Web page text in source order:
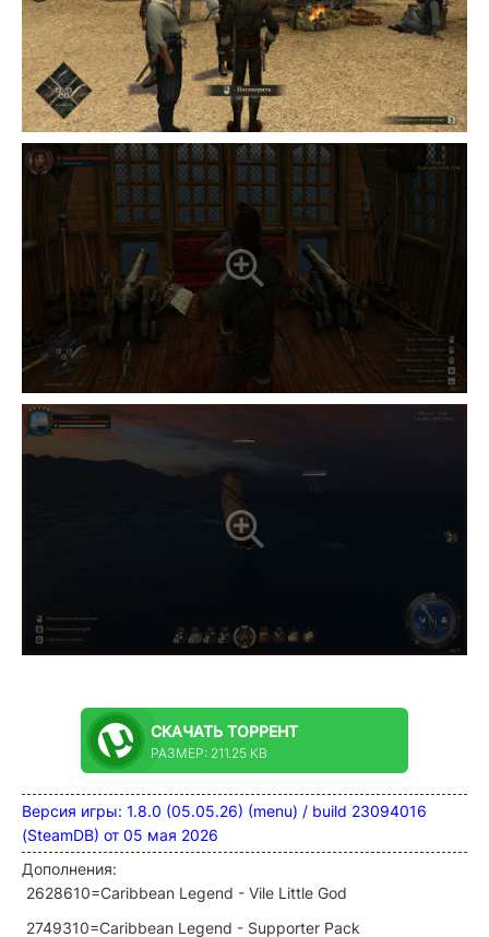
СКАЧАТЬ ТОРРЕНТ
РАЗМЕР: 211.25 KB
Версия игры: 1.8.0 (05.05.26) (menu) / build 23094016
(SteamDB) от 05 мая 2026
Дополнения:
2628610=Caribbean Legend - Vile Little God
2749310=Caribbean Legend - Supporter Pack